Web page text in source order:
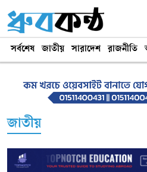
সর্বশেষ জাতীয় সারাদেশ রাজনীতি
জাতীয়